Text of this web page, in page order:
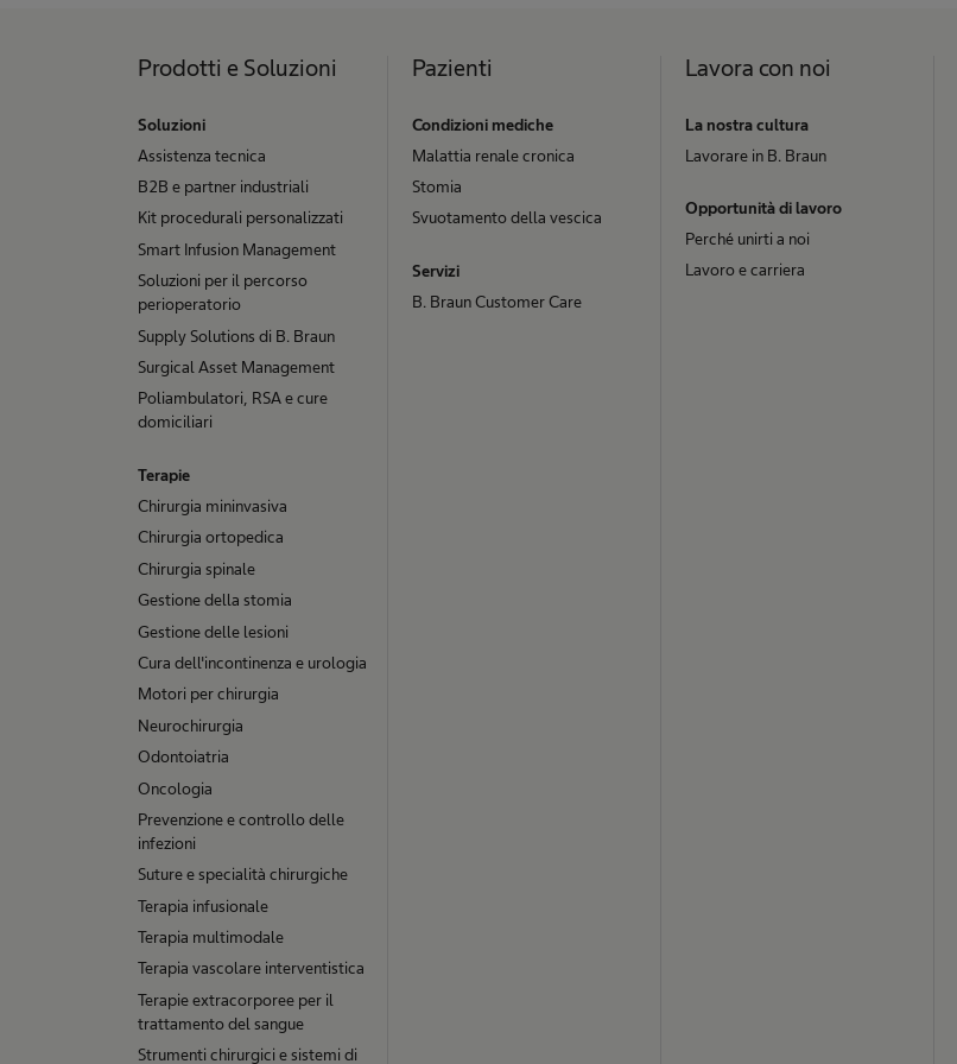
Prodotti e Soluzioni
Soluzioni
Assistenza tecnica
B2B e partner industriali
Kit procedurali personalizzati
Smart Infusion Management
Soluzioni per il percorso
perioperatorio
Supply Solutions di B. Braun
Surgical Asset Management
Poliambulatori, RSA e cure
domiciliari
Terapie
Chirurgia mininvasiva
Chirurgia ortopedica
Chirurgia spinale
Gestione della stomia
Gestione delle lesioni
Cura dell'incontinenza e urologia
Motori per chirurgia
Neurochirurgia
Odontoiatria
Oncologia
Prevenzione e controllo delle
infezioni
Suture e specialità chirurgiche
Terapia infusionale
Terapia multimodale
Terapia vascolare interventistica
Terapie extracorporee per il
trattamento del sangue
Strumenti chirurgici e sistemi di
Pazienti
Condizioni mediche
Malattia renale cronica
Stomia
Svuotamento della vescica
Servizi
B. Braun Customer Care
Lavora con noi
La nostra cultura
Lavorare in B. Braun
Opportunità di lavoro
Perché unirti a noi
Lavoro e carriera